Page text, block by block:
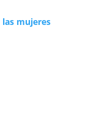
las mujeres